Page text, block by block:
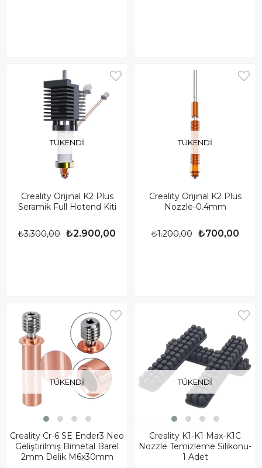
TÜKENDI
Creality Orijinal K2 Plus
Seramik Full Hotend Kiti
₺2.900,00
₺3.300,00
TÜKENDI
Creality Orijinal K2 Plus
Nozzle-0.4mm
₺700,00
₺1.200,00
TÜKENDI
Creality Cr-6 SE Ender3 Neo
Geliştirilmiş Bimetal Barel
2mm Delik M6x30mm
TÜKENDI
Creality K1-K1 Max-K1C
Nozzle Temizleme Silikonu-
1 Adet